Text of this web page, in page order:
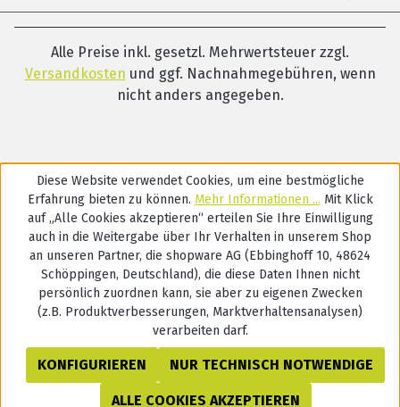
Alle Preise inkl. gesetzl. Mehrwertsteuer zzgl.
Versandkosten und ggf. Nachnahmegebühren, wenn
nicht anders angegeben.
Diese Website verwendet Cookies, um eine bestmögliche
Erfahrung bieten zu können. Mehr Informationen ... Mit Klick
auf „Alle Cookies akzeptieren“ erteilen Sie Ihre Einwilligung
auch in die Weitergabe über Ihr Verhalten in unserem Shop
an unseren Partner, die shopware AG (Ebbinghoff 10, 48624
Schöppingen, Deutschland), die diese Daten Ihnen nicht
persönlich zuordnen kann, sie aber zu eigenen Zwecken
(z.B. Produktverbesserungen, Marktverhaltensanalysen)
verarbeiten darf.
NUR TECHNISCH NOTWENDIGE
KONFIGURIEREN
ALLE COOKIES AKZEPTIEREN